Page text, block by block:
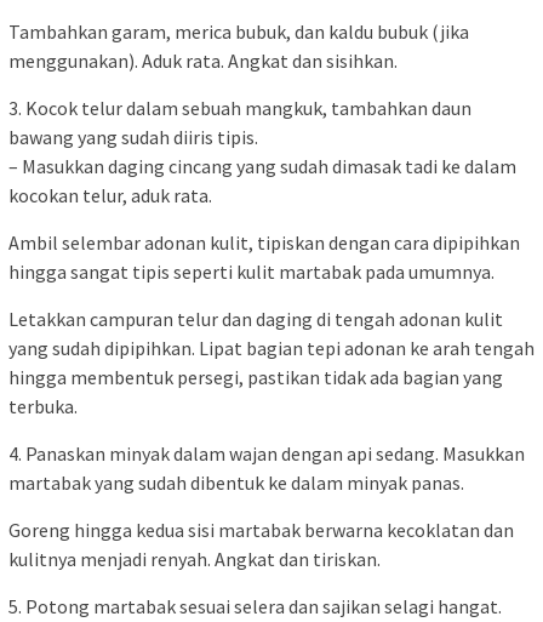
Tambahkan garam, merica bubuk, dan kaldu bubuk (jika
menggunakan). Aduk rata. Angkat dan sisihkan.
3. Kocok telur dalam sebuah mangkuk, tambahkan daun
bawang yang sudah diiris tipis.
– Masukkan daging cincang yang sudah dimasak tadi ke dalam
kocokan telur, aduk rata.
Ambil selembar adonan kulit, tipiskan dengan cara dipipihkan
hingga sangat tipis seperti kulit martabak pada umumnya.
Letakkan campuran telur dan daging di tengah adonan kulit
yang sudah dipipihkan. Lipat bagian tepi adonan ke arah tengah
hingga membentuk persegi, pastikan tidak ada bagian yang
terbuka.
4. Panaskan minyak dalam wajan dengan api sedang. Masukkan
martabak yang sudah dibentuk ke dalam minyak panas.
Goreng hingga kedua sisi martabak berwarna kecoklatan dan
kulitnya menjadi renyah. Angkat dan tiriskan.
5. Potong martabak sesuai selera dan sajikan selagi hangat.